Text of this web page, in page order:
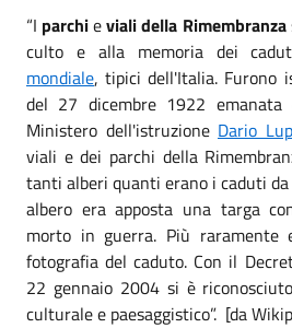
“I parchieviali della Rimembranza
culto e alla memoria dei
mondiale, tipici dell'Italia. Furono
del 27 dicembre 1922 emanata
Ministero dell'istruzione Dario
viali e dei parchi della
tanti alberi quanti erano i caduti da
albero era apposta una targa
morto in guerra. Più raramente
fotografia del caduto. Con il
22 gennaio 2004 si è
culturale e paesaggistico”. [da